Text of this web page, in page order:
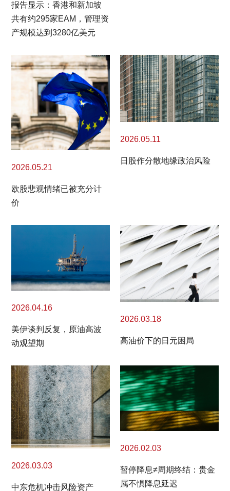
报告显示：香港和新加坡
共有约295家EAM，管理资
产规模达到3280亿美元
2026.05.21
欧股悲观情绪已被充分计
价
2026.05.11
日股作分散地缘政治风险
2026.04.16
美伊谈判反复，原油高波
动观望期
2026.03.18
高油价下的日元困局
2026.03.03
中东危机冲击风险资产
2026.02.03
暂停降息≠周期终结：贵金
属不惧降息延迟